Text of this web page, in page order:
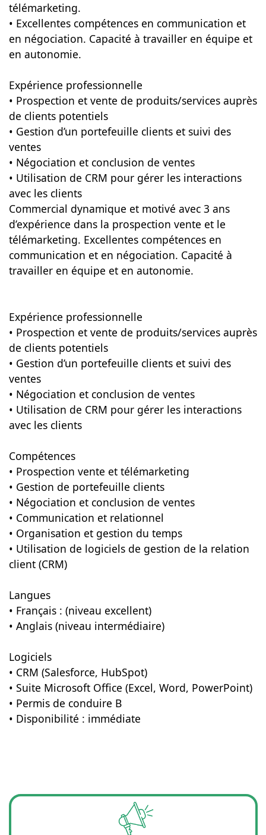
télémarketing.
• Excellentes compétences en communication et
en négociation. Capacité à travailler en équipe et
en autonomie.
Expérience professionnelle
• Prospection et vente de produits/services auprès
de clients potentiels
• Gestion d’un portefeuille clients et suivi des
ventes
• Négociation et conclusion de ventes
• Utilisation de CRM pour gérer les interactions
avec les clients
Commercial dynamique et motivé avec 3 ans
d’expérience dans la prospection vente et le
télémarketing. Excellentes compétences en
communication et en négociation. Capacité à
travailler en équipe et en autonomie.
Expérience professionnelle
• Prospection et vente de produits/services auprès
de clients potentiels
• Gestion d’un portefeuille clients et suivi des
ventes
• Négociation et conclusion de ventes
• Utilisation de CRM pour gérer les interactions
avec les clients
Compétences
• Prospection vente et télémarketing
• Gestion de portefeuille clients
• Négociation et conclusion de ventes
• Communication et relationnel
• Organisation et gestion du temps
• Utilisation de logiciels de gestion de la relation
client (CRM)
Langues
• Français : (niveau excellent)
• Anglais (niveau intermédiaire)
Logiciels
• CRM (Salesforce, HubSpot)
• Suite Microsoft Office (Excel, Word, PowerPoint)
• Permis de conduire B
• Disponibilité : immédiate